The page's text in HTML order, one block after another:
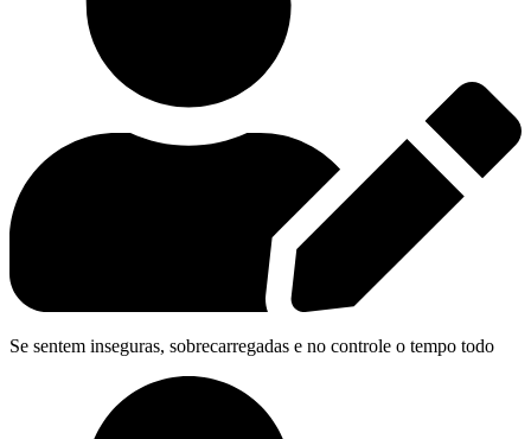
Se sentem inseguras, sobrecarregadas e no controle o tempo todo